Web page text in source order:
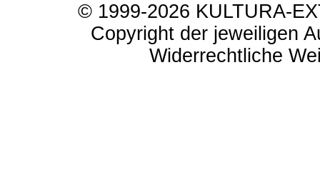
© 1999-2026 KULTURA-
Copyright der jeweiligen
Widerrechtliche